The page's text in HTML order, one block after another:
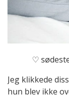
♡
Jeg klikkede
hun blev ikke